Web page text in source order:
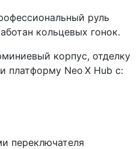
руль
кольцевых гонок.
корпус, отделку
платформу Neo X Hub с:
переключателя